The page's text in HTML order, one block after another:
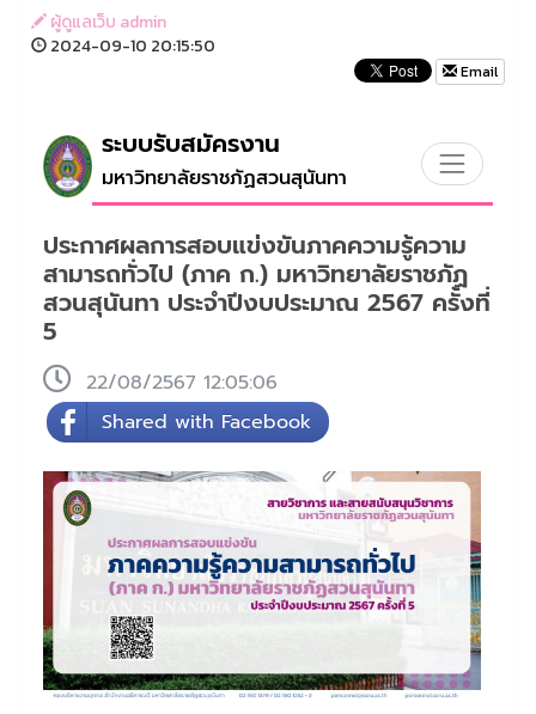
ผู้ดูแลเว็บ admin
2024-09-10 20:15:50
Email